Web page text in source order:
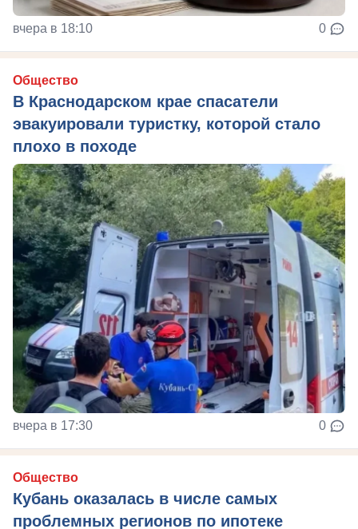
вчера в 18:10 0
Общество
В Краснодарском крае спасатели
эвакуировали туристку, которой стало
плохо в походе
вчера в 17:30 0
Общество
Кубань оказалась в числе самых
проблемных регионов по ипотеке